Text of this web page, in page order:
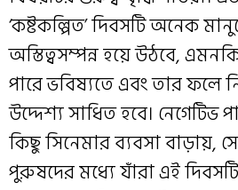
‘কষ্টকল্পিত’ দিবসটি অনেক
অস্তিত্বসম্পন্ন হয়ে উঠবে,
পারে ভবিষ্যতে এবং তার ফলে
উদ্দেশ্য সাধিত হবে। নেগেটিভ
কিছু সিনেমার ব্যবসা বাড়ায়,
পুরুষদের মধ্যে যাঁরা এই